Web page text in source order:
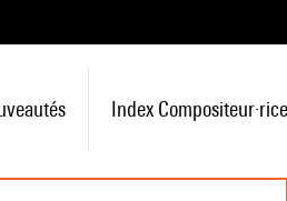
Index Compositeur·rice